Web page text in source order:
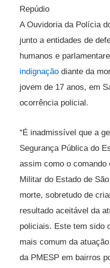
Repúdio
A Ouvidoria da Polícia
junto a entidades de
humanos e
indignação diante da
jovem de 17 anos, em
ocorrência policial.
“É inadmissível que a
Segurança Pública do
assim como o comando
Militar do Estado de
morte, sobretudo de
resultado aceitável da
policiais. Este tem sido
mais comum da
da PMESP em bairros